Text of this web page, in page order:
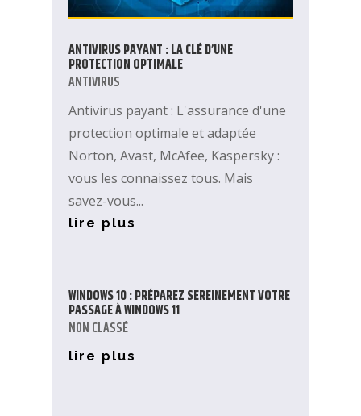
ANTIVIRUS PAYANT : LA CLÉ D’UNE
PROTECTION OPTIMALE
ANTIVIRUS
Antivirus payant : L'assurance d'une
protection optimale et adaptée
Norton, Avast, McAfee, Kaspersky :
vous les connaissez tous. Mais
savez-vous...
lire plus
WINDOWS 10 : PRÉPAREZ SEREINEMENT VOTRE
PASSAGE À WINDOWS 11
NON CLASSÉ
lire plus